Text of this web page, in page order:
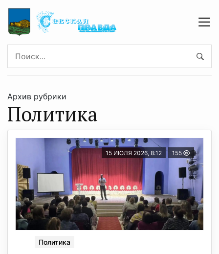
Архив рубрики
Политика
15 ИЮЛЯ 2026, 8:12 155
Политика